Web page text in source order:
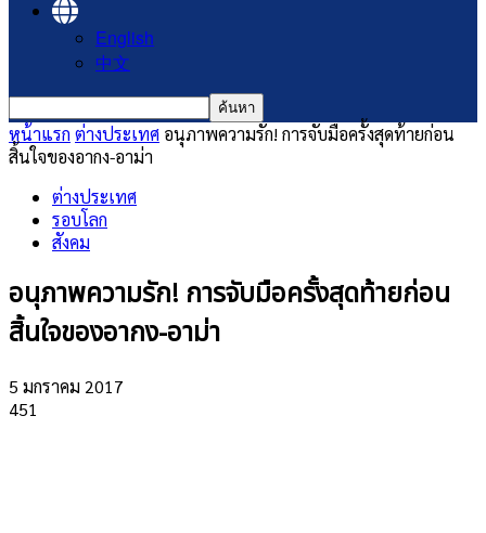
English
中文
หน้าแรก ต่างประเทศ อนุภาพความรัก! การจับมือครั้งสุดท้ายก่อน
สิ้นใจของอากง-อาม่า
ต่างประเทศ
รอบโลก
สังคม
อนุภาพความรัก! การจับมือครั้งสุดท้ายก่อน
สิ้นใจของอากง-อาม่า
5 มกราคม 2017
451